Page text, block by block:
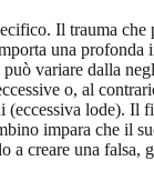
Il trauma che
una profonda
può variare dalla
o, al
(eccessiva lode). Il
impara che il
a creare una falsa,